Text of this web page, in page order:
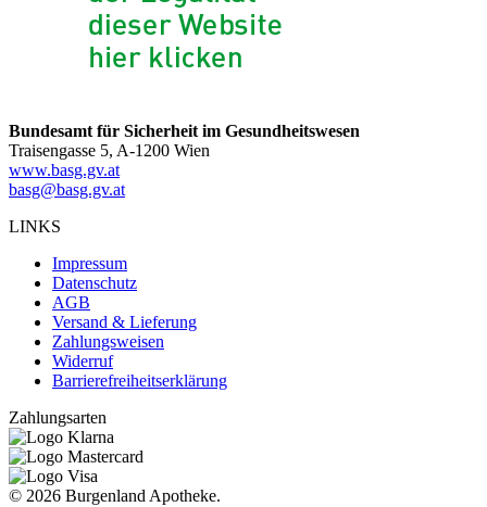
Bundesamt für Sicherheit im Gesundheitswesen
Traisengasse 5, A-1200 Wien
www.basg.gv.at
basg@basg.gv.at
LINKS
Impressum
Datenschutz
AGB
Versand & Lieferung
Zahlungsweisen
Widerruf
Barrierefreiheitserklärung
Zahlungsarten
© 2026 Burgenland Apotheke.